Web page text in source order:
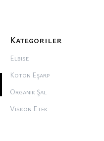
Kategoriler
Elbise
Koton Eşarp
Organik Şal
Viskon Etek